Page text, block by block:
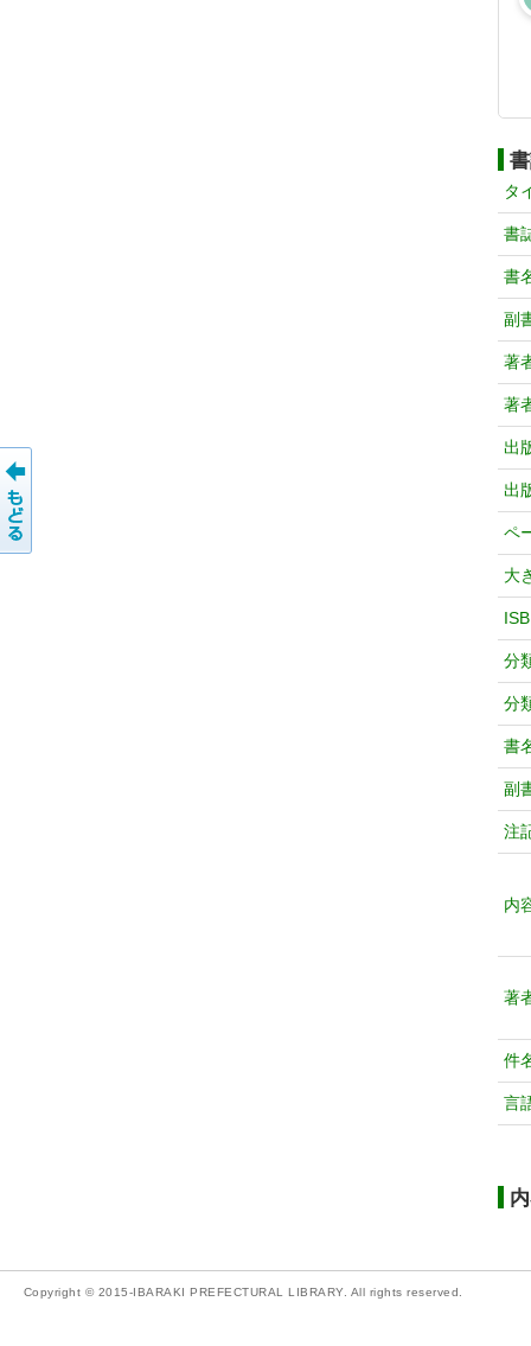
タ
書
書
副
著
著
出
出
ペ
大
分
分
書
副
注
内
著
件
言
Copyright © 2015-IBARAKI PREFECTURAL LIBRARY. All rights reserved.